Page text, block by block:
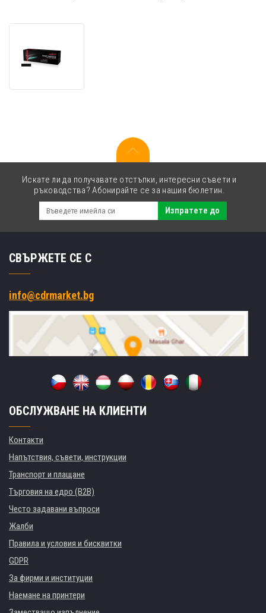
за
Искате ли да получавате отстъпки, интересни съвети и
ръководства? Абонирайте се за нашия бюлетин.
Изпратете до
СВЪРЖЕТЕ СЕ С
info@cdrmarket.bg
ОБСЛУЖВАНЕ НА КЛИЕНТИ
Контакти
Напътствия, съвети, инструкции
Транспорт и плащане
Търговия на едро (B2B)
Често задавани въпроси
Жалби
Правила и условия и бисквитки
GDPR
За фирми и институции
Наемане на принтери